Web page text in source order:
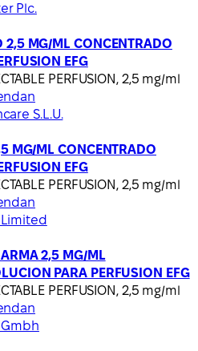
Plc.
2,5 MG/ML CONCENTRADO
EFG
PERFUSION, 2,5 mg/ml
S.L.U.
MG/ML CONCENTRADO
EFG
PERFUSION, 2,5 mg/ml
2,5 MG/ML
PARA PERFUSION EFG
PERFUSION, 2,5 mg/ml